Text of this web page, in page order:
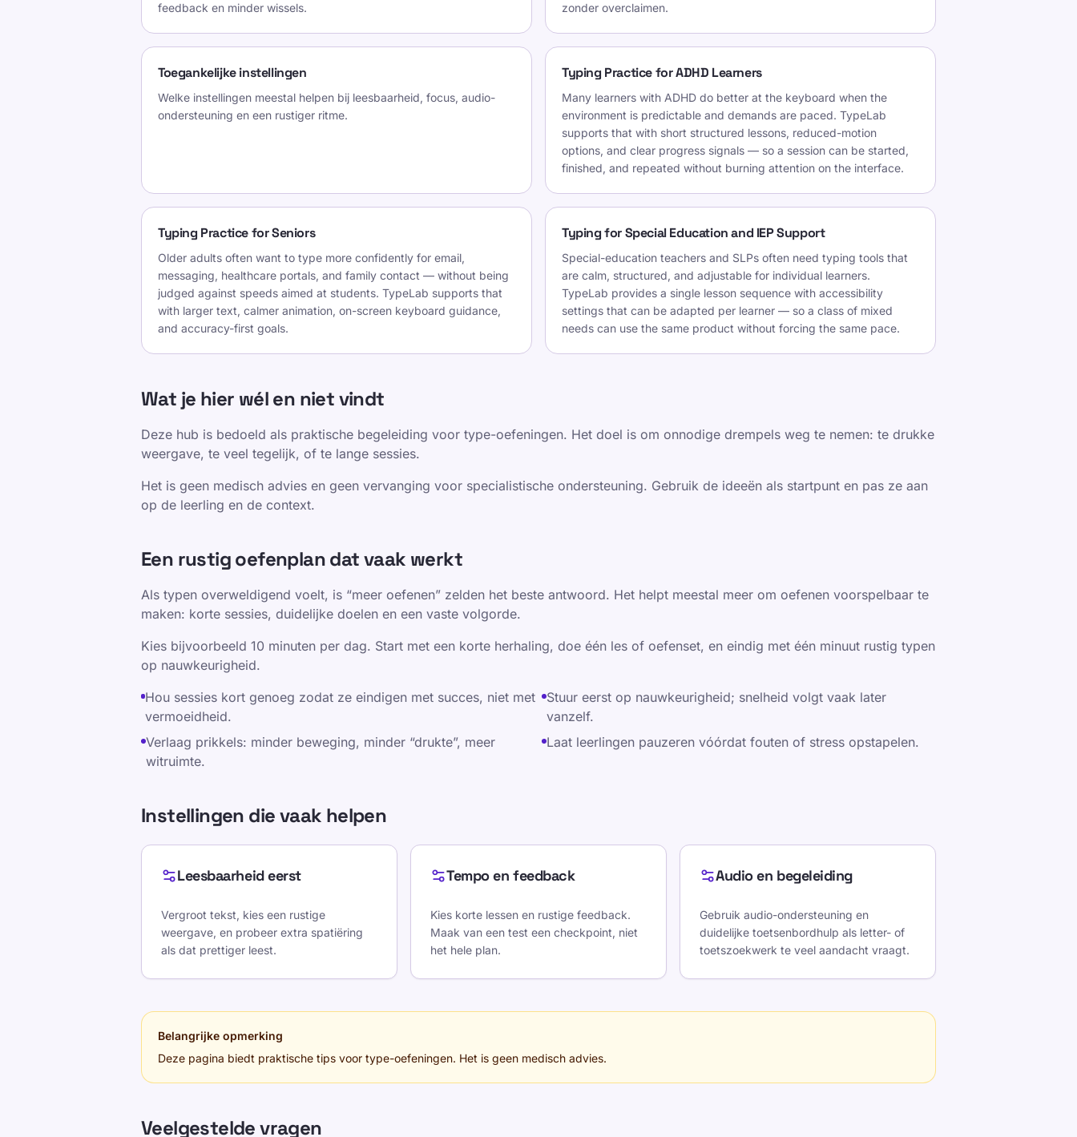
feedback en minder wissels.
zonder overclaimen.
Toegankelijke instellingen
Welke instellingen meestal helpen bij leesbaarheid, focus, audio-
ondersteuning en een rustiger ritme.
Typing Practice for ADHD Learners
Many learners with ADHD do better at the keyboard when the
environment is predictable and demands are paced. TypeLab
supports that with short structured lessons, reduced-motion
options, and clear progress signals — so a session can be started,
finished, and repeated without burning attention on the interface.
Typing Practice for Seniors
Older adults often want to type more confidently for email,
messaging, healthcare portals, and family contact — without being
judged against speeds aimed at students. TypeLab supports that
with larger text, calmer animation, on-screen keyboard guidance,
and accuracy-first goals.
Typing for Special Education and IEP Support
Special-education teachers and SLPs often need typing tools that
are calm, structured, and adjustable for individual learners.
TypeLab provides a single lesson sequence with accessibility
settings that can be adapted per learner — so a class of mixed
needs can use the same product without forcing the same pace.
Wat je hier wél en niet vindt
Deze hub is bedoeld als praktische begeleiding voor type-oefeningen. Het doel is om onnodige drempels weg te nemen: te drukke
weergave, te veel tegelijk, of te lange sessies.
Het is geen medisch advies en geen vervanging voor specialistische ondersteuning. Gebruik de ideeën als startpunt en pas ze aan
op de leerling en de context.
Een rustig oefenplan dat vaak werkt
Als typen overweldigend voelt, is “meer oefenen” zelden het beste antwoord. Het helpt meestal meer om oefenen voorspelbaar te
maken: korte sessies, duidelijke doelen en een vaste volgorde.
Kies bijvoorbeeld 10 minuten per dag. Start met een korte herhaling, doe één les of oefenset, en eindig met één minuut rustig typen
op nauwkeurigheid.
Hou sessies kort genoeg zodat ze eindigen met succes, niet met
vermoeidheid.
Stuur eerst op nauwkeurigheid; snelheid volgt vaak later
vanzelf.
Verlaag prikkels: minder beweging, minder “drukte”, meer
witruimte.
Laat leerlingen pauzeren vóórdat fouten of stress opstapelen.
Instellingen die vaak helpen
Leesbaarheid eerst
Vergroot tekst, kies een rustige
weergave, en probeer extra spatiëring
als dat prettiger leest.
Tempo en feedback
Kies korte lessen en rustige feedback.
Maak van een test een checkpoint, niet
het hele plan.
Audio en begeleiding
Gebruik audio-ondersteuning en
duidelijke toetsenbordhulp als letter- of
toetszoekwerk te veel aandacht vraagt.
Belangrijke opmerking
Deze pagina biedt praktische tips voor type-oefeningen. Het is geen medisch advies.
Veelgestelde vragen